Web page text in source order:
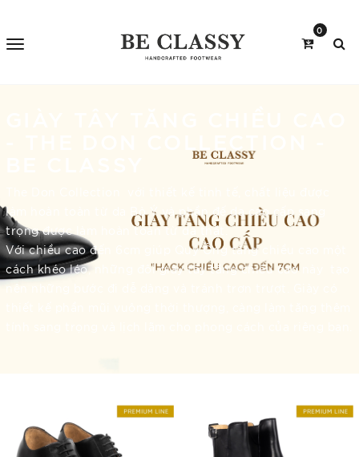
0
làm hoàn toàn từ da Bò Ý và phần đế da cao cấp sang
trọng được làm hoàn toàn từ da thật.
Với chiều cao đến 6cm giúp Quý Ông tăng chiều cao một
cách khéo léo, những đôi giày tây tăng chiều cao này tạo